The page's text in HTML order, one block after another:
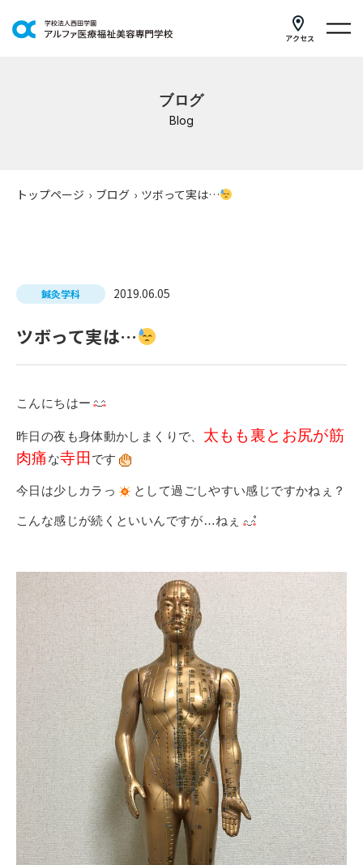
アクセス
研修・講座
公共職業訓練
在校生の皆さまへ
卒業生の皆さまへ
コラム
お問い合わせ
資料請求
インターネット出願
教職員採用情報
その他
個人情報の取り扱いについて
ブログ
Blog
トップページ › ブログ › ツボって実は…
鍼灸学科 2019.06.05
ツボって実は…
こんにちはー
昨日の夜も身体動かしまくりで、 太もも裏とお尻が筋
肉痛な寺田 です
今日は少しカラっ として過ごしやすい感じですかねぇ？
こんな感じが続くといいんですが…ねぇ